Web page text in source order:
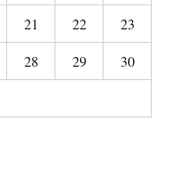
21 22
23
28 29
30